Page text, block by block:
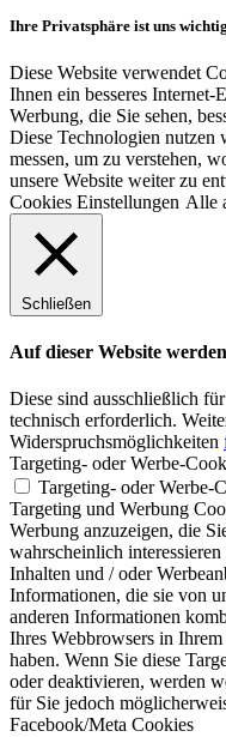
Ihre Privatsphäre ist uns wichtig
Diese Website verwendet
Ihnen ein besseres
Werbung, die Sie sehen,
Diese Technologien nutzen
messen, um zu verstehen,
unsere Website weiter zu
Cookies Einstellungen Alle
Schließen
Auf dieser Website
Diese sind ausschließlich
technisch erforderlich.
Widerspruchsmöglichkeiten
Targeting- oder Werbe-
Targeting- oder Werbe-
Targeting und Werbung
Werbung anzuzeigen, die
wahrscheinlich
Inhalten und / oder
Informationen, die sie von
anderen Informationen
Ihres Webbrowsers in
haben. Wenn Sie diese
oder deaktivieren, werden
für Sie jedoch
Facebook/Meta Cookies